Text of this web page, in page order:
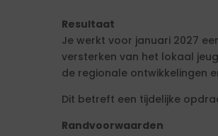
Resultaat
Je werkt voor januari 2027
versterken van het lokaal
de regionale ontwikkelingen
Dit betreft een tijdelijke
Randvoorwaarden